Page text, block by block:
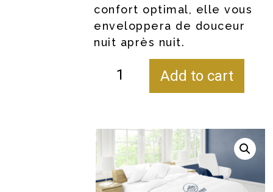
confort optimal, elle vous
enveloppera de douceur
nuit après nuit.
Add to cart